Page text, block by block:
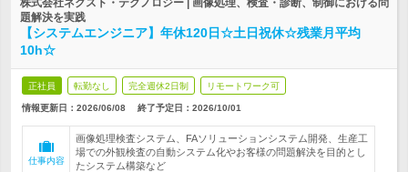
株式会社ネクスト・テクノロジー | 画像処理、検査・診断、制御における問
題解決を実践
【システムエンジニア】年休120日☆土日祝休☆残業月平均
10h☆
正社員 転勤なし 完全週休2日制 リモートワーク可
情報更新日：2026/06/08 終了予定日： 2026/10/01
仕事内容
画像処理検査システム、FAソリューションシステム開発、生産工
場での外観検査の自動システム化やお客様の問題解決を目的とし
たシステム構築など